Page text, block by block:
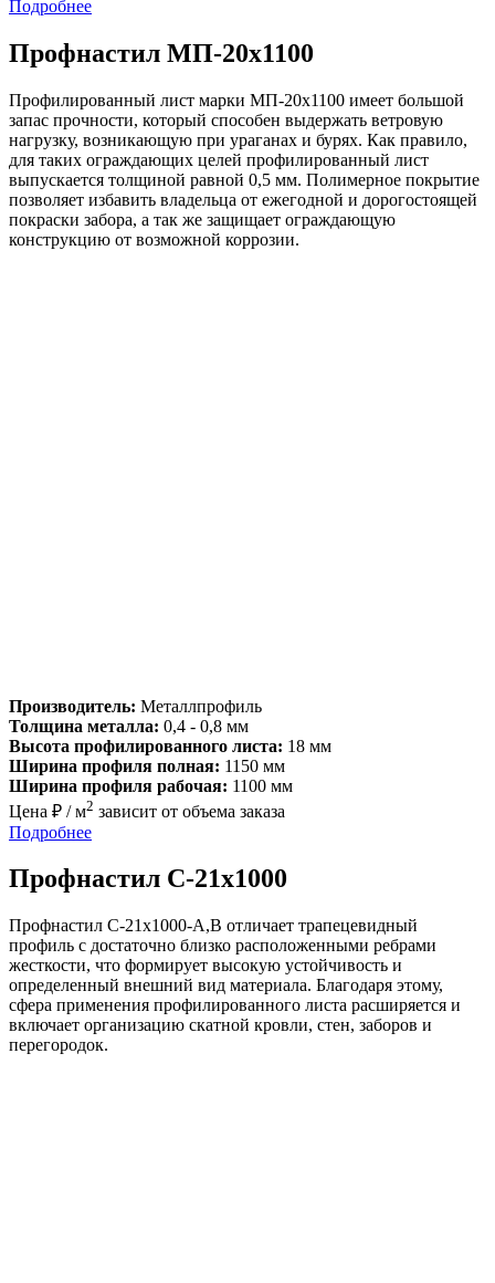
Подробнее
Профнастил МП-20х1100
Профилированный лист марки МП-20х1100 имеет большой
запас прочности, который способен выдержать ветровую
нагрузку, возникающую при ураганах и бурях. Как правило,
для таких ограждающих целей профилированный лист
выпускается толщиной равной 0,5 мм. Полимерное покрытие
позволяет избавить владельца от ежегодной и дорогостоящей
покраски забора, а так же защищает ограждающую
конструкцию от возможной коррозии.
Производитель: Металлпрофиль
Толщина металла: 0,4 - 0,8 мм
Высота профилированного листа: 18 мм
Ширина профиля полная: 1150 мм
Ширина профиля рабочая: 1100 мм
Цена ₽ / м2 зависит от объема заказа
Подробнее
Профнастил С-21х1000
Профнастил С-21х1000-A,B отличает трапецевидный
профиль с достаточно близко расположенными ребрами
жесткости, что формирует высокую устойчивость и
определенный внешний вид материала. Благодаря этому,
сфера применения профилированного листа расширяется и
включает организацию скатной кровли, стен, заборов и
перегородок.